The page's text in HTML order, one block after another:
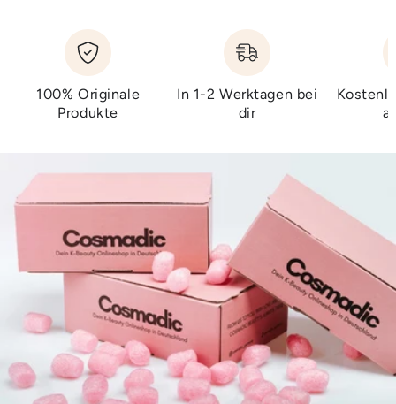
100% Originale
Produkte
In 1-2 Werktagen bei
dir